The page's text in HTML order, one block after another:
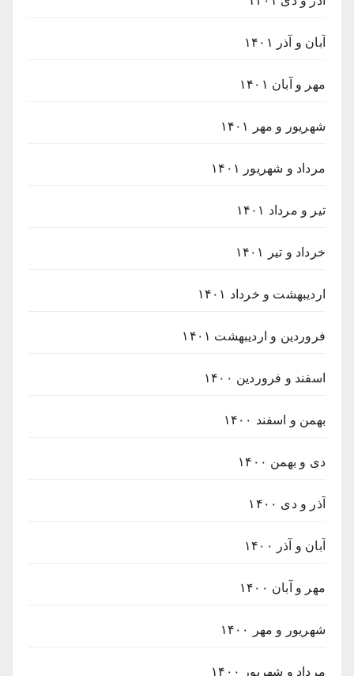
آبان و آذر ۱۴۰۱
مهر و آبان ۱۴۰۱
شهریور و مهر ۱۴۰۱
مرداد و شهریور ۱۴۰۱
تیر و مرداد ۱۴۰۱
خرداد و تیر ۱۴۰۱
اردیبهشت و خرداد ۱۴۰۱
فروردین و اردیبهشت ۱۴۰۱
اسفند و فروردین ۱۴۰۰
بهمن و اسفند ۱۴۰۰
دی و بهمن ۱۴۰۰
آذر و دی ۱۴۰۰
آبان و آذر ۱۴۰۰
مهر و آبان ۱۴۰۰
شهریور و مهر ۱۴۰۰
مرداد و شهریور ۱۴۰۰